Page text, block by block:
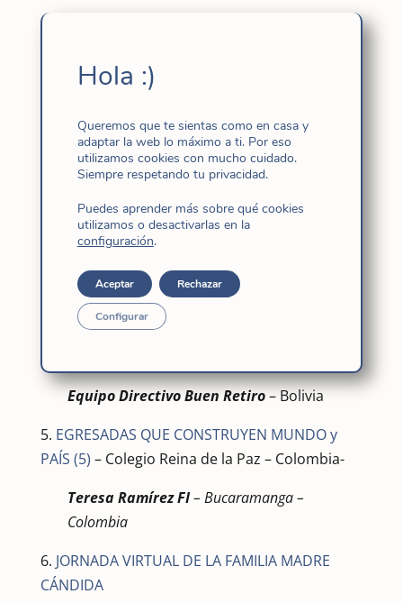
1.
CREYENTE DE VENEZUELA
¡A MITAD DE CAMINO DEL AÑO JUBILAR! ¡Y
AÑO IGNACIANO 2021-2022!
HH.Comunidad de Colombia
HH.Buen Retiro– Bolivia
ENCUENTRO DE EDUCADORES – OSCAR
Equipo Directivo Buen Retiro– Bolivia
5. EGRESADAS QUE CONSTRUYEN MUNDO y
PAÍS (5) – Colegio Reina de la Paz – Colombia-
Teresa Ramírez FI– Bucaramanga –
Colombia
6. JORNADA VIRTUAL DE LA FAMILIA MADRE
CÁNDIDA
Hola :)
Queremos que te sientas como en casa y
adaptar la web lo máximo a ti. Por eso
utilizamos cookies con mucho cuidado.
Siempre respetando tu privacidad.
Puedes aprender más sobre qué cookies
utilizamos o desactivarlas en la
configuración.
Aceptar Rechazar
Configurar